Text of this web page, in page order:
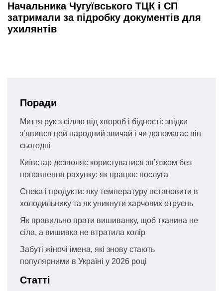
Начальника Чугуївського ТЦК і СП
затримали за підробку документів для
ухилянтів
Поради
Миття рук з сіллю від хвороб і бідності: звідки
з’явився цей народний звичай і чи допомагає він
сьогодні
Київстар дозволяє користуватися зв’язком без
поповнення рахунку: як працює послуга
Спека і продукти: яку температуру встановити в
холодильнику та як уникнути харчових отруєнь
Як правильно прати вишиванку, щоб тканина не
сіла, а вишивка не втратила колір
Забуті жіночі імена, які знову стають
популярними в Україні у 2026 році
Статті